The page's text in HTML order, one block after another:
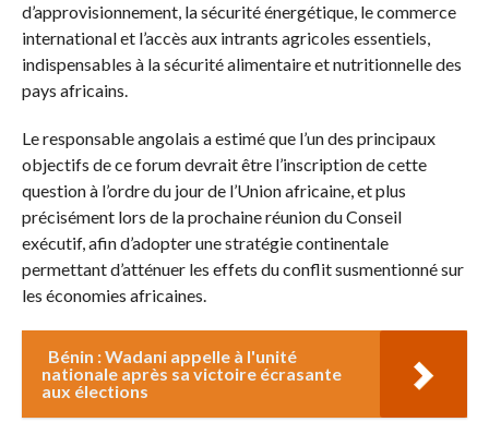
d’approvisionnement, la sécurité énergétique, le commerce
international et l’accès aux intrants agricoles essentiels,
indispensables à la sécurité alimentaire et nutritionnelle des
pays africains.
Le responsable angolais a estimé que l’un des principaux
objectifs de ce forum devrait être l’inscription de cette
question à l’ordre du jour de l’Union africaine, et plus
précisément lors de la prochaine réunion du Conseil
exécutif, afin d’adopter une stratégie continentale
permettant d’atténuer les effets du conflit susmentionné sur
les économies africaines.
Bénin : Wadani appelle à l'unité
nationale après sa victoire écrasante
aux élections